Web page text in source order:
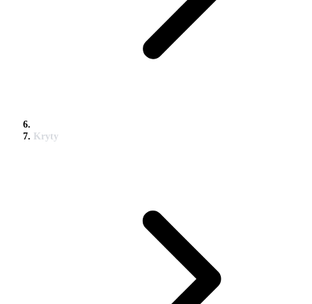
Kryty